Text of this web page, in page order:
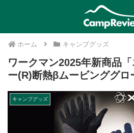
ホーム キャンプグッズ
ワークマン2025年新商品
ー(R)断熱βムービンググロ
キャンプグッズ